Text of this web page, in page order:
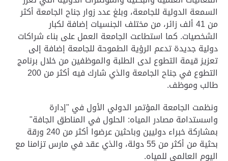
السمعة الدولية للجامعة، وبلغ عدد زوار جناح الجامعة أكثر
من 41 ألف زائر، من مختلف الجنسيات إضافة لكبار
الشخصيات. كما استطاعت الجامعة العمل على بناء شراكات
دولية جديدة تدعم الرؤية الطموحة للجامعة إضافة إلى
تعزيز قيمة التطوع لدى الطلبة والموظفين من خلال برنامج
التطوع في جناح الجامعة والذي شارك فيه أكثر من 200
طالب وموظف.
ونظمت الجامعة المؤتمر الدولي الأول في "إدارة
واسستدامة مصادر المياه: الحلول في المناطق الجافة"
بمشاركة خبراء دوليين وباحثين عرضوا أكثر من 240 ورقة
بحثية من أكثر من 55 دولة، والذي عقد في مارس تزامنا مع
اليوم العالمي للمياه.